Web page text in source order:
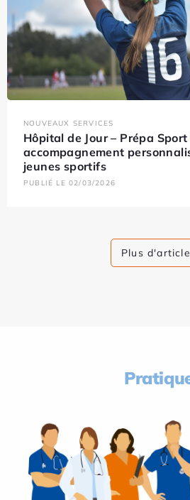
NOUVEAUX SERVICES
Hôpital de Jour – Prépa
accompagnement
jeunes sportifs
PUBLIÉ LE 02/03/2026
Plus